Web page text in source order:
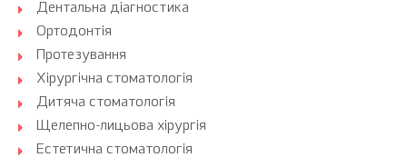
Дентальна діагностика
Ортодонтія
Протезування
Хірургічна стоматологія
Дитяча стоматологія
Щелепно-лицьова хірургія
Естетична стоматологія